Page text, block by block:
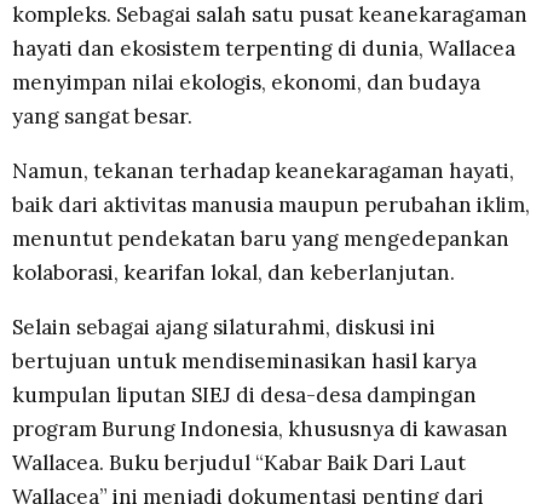
kompleks. Sebagai salah satu pusat keanekaragaman
hayati dan ekosistem terpenting di dunia, Wallacea
menyimpan nilai ekologis, ekonomi, dan budaya
yang sangat besar.
Namun, tekanan terhadap keanekaragaman hayati,
baik dari aktivitas manusia maupun perubahan iklim,
menuntut pendekatan baru yang mengedepankan
kolaborasi, kearifan lokal, dan keberlanjutan.
Selain sebagai ajang silaturahmi, diskusi ini
bertujuan untuk mendiseminasikan hasil karya
kumpulan liputan SIEJ di desa-desa dampingan
program Burung Indonesia, khususnya di kawasan
Wallacea. Buku berjudul “Kabar Baik Dari Laut
Wallacea” ini menjadi dokumentasi penting dari